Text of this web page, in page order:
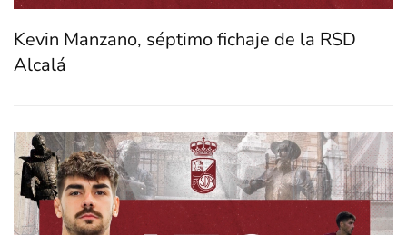
Kevin Manzano, séptimo fichaje de la RSD
Alcalá